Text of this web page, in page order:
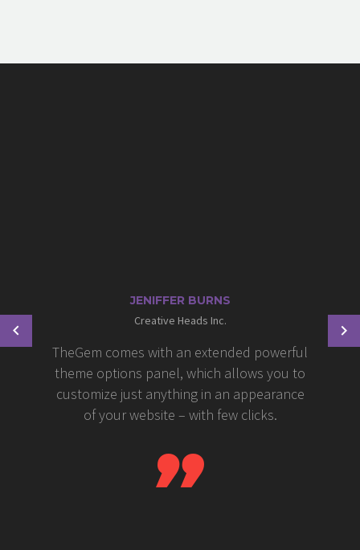
JENIFFER BURNS
Creative Heads Inc.
TheGem comes with an extended powerful
theme options panel, which allows you to
customize just anything in an appearance
of your website – with few clicks.
